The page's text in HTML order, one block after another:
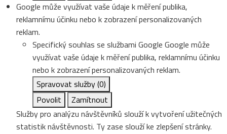
Google může využívat vaše údaje k měření publika,
reklamnímu účinku nebo k zobrazení personalizovaných
reklam.
Specifický souhlas se službami Google Google může
využívat vaše údaje k měření publika, reklamnímu účinku
nebo k zobrazení personalizovaných reklam.
Spravovat služby(0)
Povolit
Zamítnout
Služby pro analýzu návštěvníků slouží k vytvoření užitečných
statistik návštěvnosti. Ty zase slouží ke zlepšení stránky.